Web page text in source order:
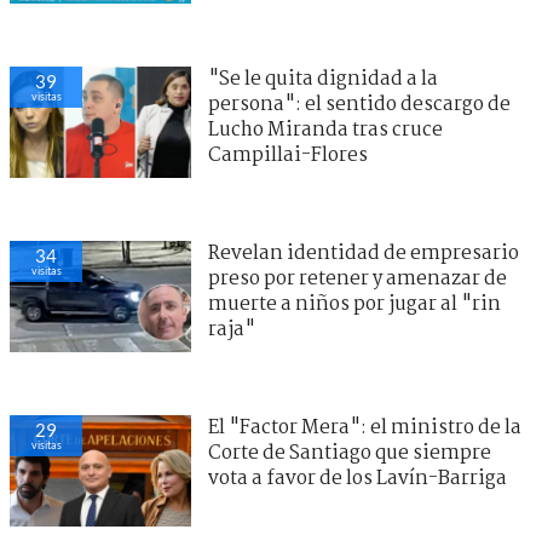
39
visitas
"Se le quita dignidad a la
persona": el sentido descargo de
Lucho Miranda tras cruce
Campillai-Flores
34
visitas
Revelan identidad de empresario
preso por retener y amenazar de
muerte a niños por jugar al "rin
raja"
29
visitas
El "Factor Mera": el ministro de la
Corte de Santiago que siempre
vota a favor de los Lavín-Barriga